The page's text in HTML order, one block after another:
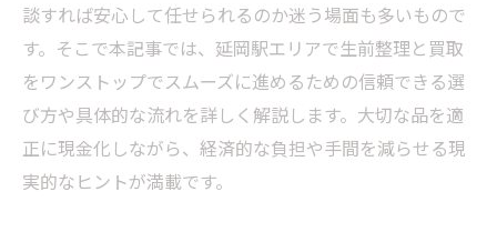
談すれば安心して任せられるのか迷う場面も多いもので
す。そこで本記事では、延岡駅エリアで生前整理と買取
をワンストップでスムーズに進めるための信頼できる選
び方や具体的な流れを詳しく解説します。大切な品を適
正に現金化しながら、経済的な負担や手間を減らせる現
実的なヒントが満載です。